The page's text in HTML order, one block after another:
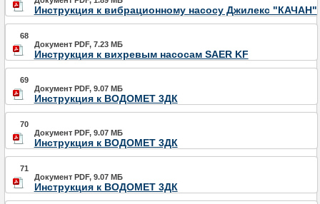
Инструкция к вибрационному насосу Джилекс "КАЧАН"
68
Документ PDF, 7.23 МБ
Инструкция к вихревым насосам SAER KF
69
Документ PDF, 9.07 МБ
Инструкция к ВОДОМЕТ 3ДК
70
Документ PDF, 9.07 МБ
Инструкция к ВОДОМЕТ 3ДК
71
Документ PDF, 9.07 МБ
Инструкция к ВОДОМЕТ 3ДК